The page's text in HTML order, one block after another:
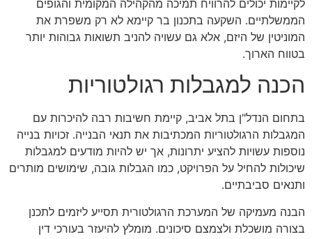
לקיימות יכולים להרוויח תמיכה מהקהילה המקומית והגופים
הממשלתיים. השקעה בתכנון בר קיימא לא רק משפרת את
המוניטין של היזם, אלא גם עשויה להניב תשואות גבוהות יותר
בטווח הארוך.
הכנה למגבלות רגולטוריות
בתחום הנדל"ן בתל אביב, קיימת חשיבות רבה להיכרות עם
המגבלות הרגולטוריות המכתיבות את תנאי הבנייה. זכויות בנייה
נוספות עשויות להציע יתרונות, אך יש להיות מודעים למגבלות
שיכולות להחיל על הפרויקט, כמו הגבלות גובה, שימושים מותרים
ותנאים סביבתיים.
הבנה מעמיקה של המערכת הרגולטורית תסייע ליזמים לתכנן
בצורה מושכלת ולצמצם סיכונים. מומלץ להיעזר בעורכי דין